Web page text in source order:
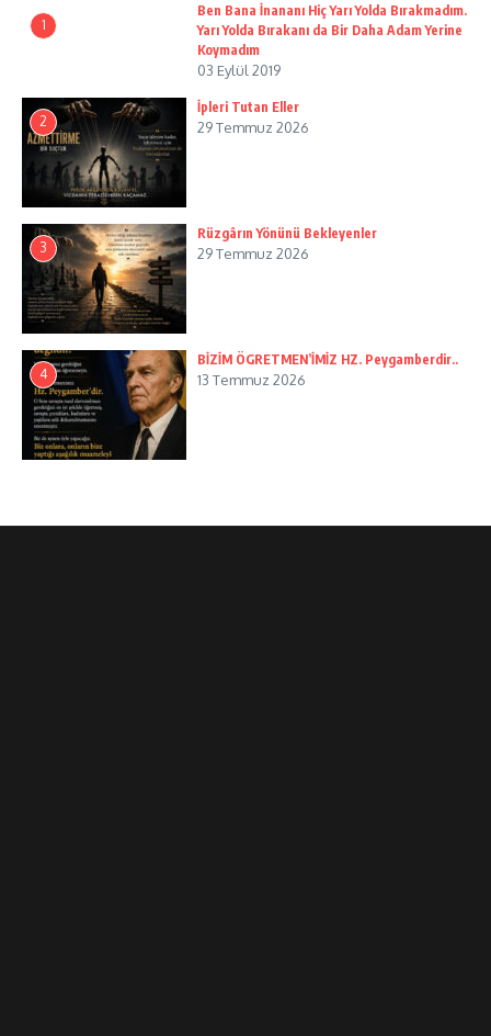
1
Ben Bana İnananı Hiç Yarı Yolda Bırakmadım.
Yarı Yolda Bırakanı da Bir Daha Adam Yerine
Koymadım
03 Eylül 2019
2
İpleri Tutan Eller
29 Temmuz 2026
3
Rüzgârın Yönünü Bekleyenler
29 Temmuz 2026
4
BİZİM ÖGRETMEN’İMİZ HZ. Peygamberdir..
13 Temmuz 2026